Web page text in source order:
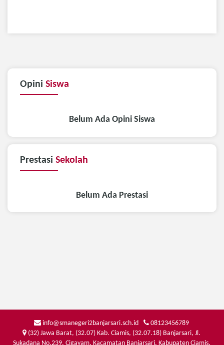
Opini Siswa
Belum Ada Opini Siswa
Prestasi Sekolah
Belum Ada Prestasi
info@smanegeri2banjarsari.sch.id
08123456789
(32) Jawa Barat, (32.07) Kab. Ciamis, (32.07.18) Banjarsari, Jl.
Sukadana No.239, Cigayam, Kacamatan Banjarsari, Kabupaten Ciamis,